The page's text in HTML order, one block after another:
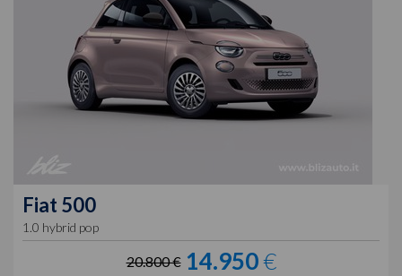
Fiat 500
1.0 hybrid pop
20.800 € 14.950€